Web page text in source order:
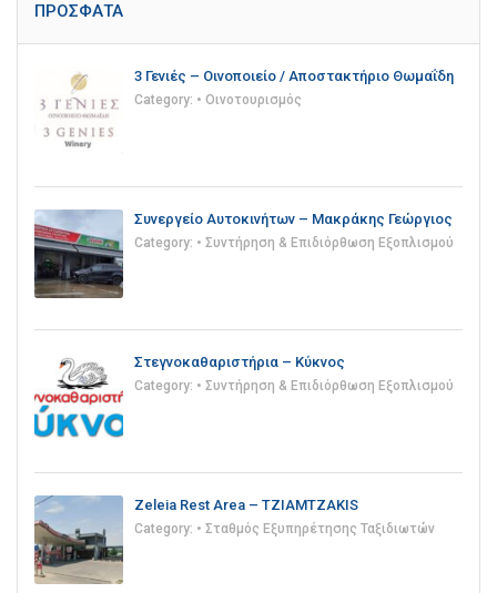
ΠΡΌΣΦΑΤΑ
3 Γενιές – Οινοποιείο / Αποστακτήριο Θωμαΐδη
Category: • Οινοτουρισμός
Συνεργείο Αυτοκινήτων – Μακράκης Γεώργιος
Category: • Συντήρηση & Επιδιόρθωση Εξοπλισμού
Στεγνοκαθαριστήρια – Κύκνος
Category: • Συντήρηση & Επιδιόρθωση Εξοπλισμού
Zeleia Rest Area – TZIAMTZAKIS
Category: • Σταθμός Εξυπηρέτησης Ταξιδιωτών